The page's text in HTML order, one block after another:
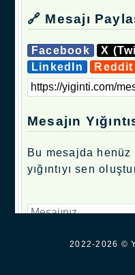
🔗 Mesajı
Facebook X
LinkedIn
Reddit
Mesajın
Bu mesajda henüz
yığıntıyı sen
2022-2026 ©